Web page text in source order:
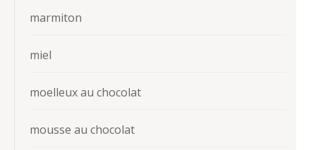
marmiton
miel
moelleux au chocolat
mousse au chocolat